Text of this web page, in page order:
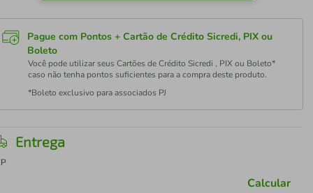
Pague com Pontos + Cartão de Crédito Sicredi, PIX ou
Boleto
Você pode utilizar seus Cartões de Crédito Sicredi , PIX ou Boleto*
caso não tenha pontos suficientes para a compra deste produto.
*Boleto exclusivo para associados PJ
Entrega
Calcular